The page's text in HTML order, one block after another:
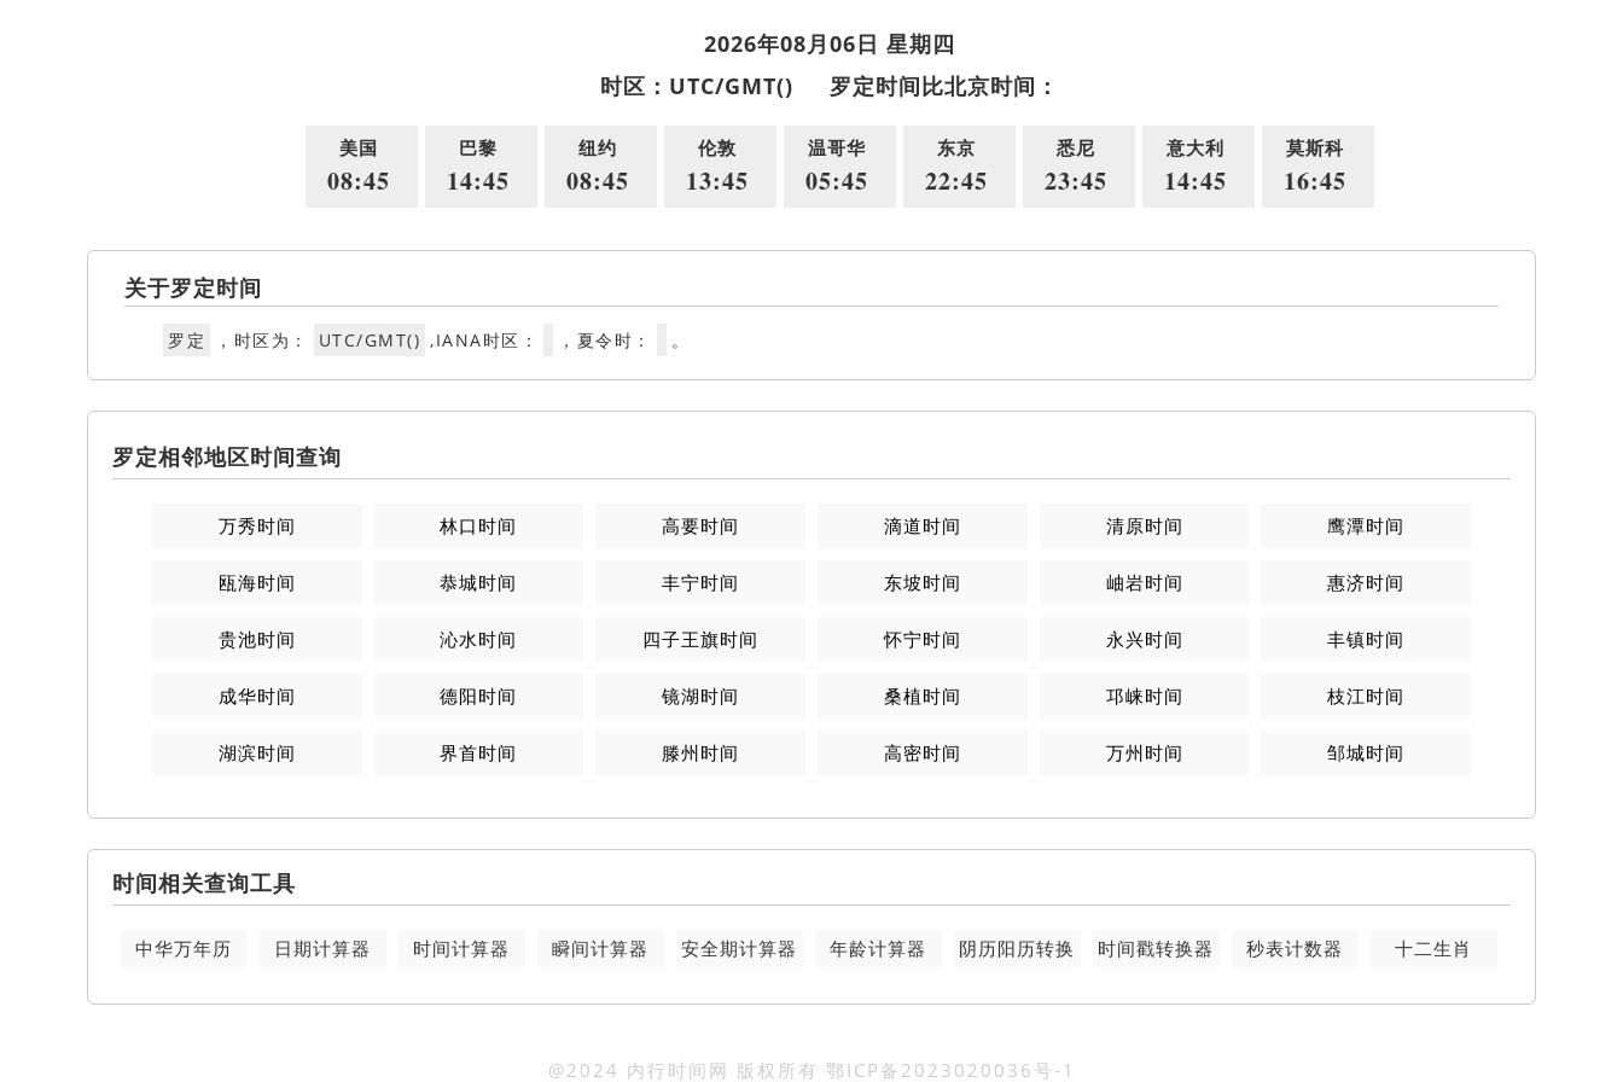
2026年08月06日 星期四
时区：UTC/GMT()
罗定时间比北京时间：
美国
08:45
巴黎
14:45
纽约
08:45
伦敦
13:45
温哥华
05:45
东京
22:45
悉尼
23:45
意大利
14:45
莫斯科
16:45
关于罗定时间
罗定 ，时区为： UTC/GMT() ,IANA时区： ，夏令时： 。
罗定相邻地区时间查询
万秀时间 林口时间 高要时间 滴道时间 清原时间 鹰潭时间
瓯海时间 恭城时间 丰宁时间 东坡时间 岫岩时间 惠济时间
贵池时间 沁水时间 四子王旗时间 怀宁时间 永兴时间 丰镇时间
成华时间 德阳时间 镜湖时间 桑植时间 邛崃时间 枝江时间
湖滨时间 界首时间 滕州时间 高密时间 万州时间 邹城时间
时间相关查询工具
中华万年历 日期计算器 时间计算器 瞬间计算器 安全期计算器 年龄计算器 阴历阳历转换 时间戳转换器 秒表计数器 十二生肖
@2024 内行时间网 版权所有 鄂ICP备2023020036号-1